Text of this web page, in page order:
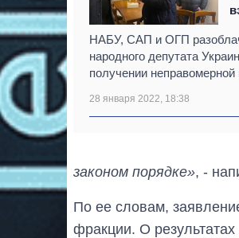
НАБУ, САП и ОГП
народного депутата
получении
28 января 2022, 18:38
законом порядке», -
По ее словам,
фракции. О результатах